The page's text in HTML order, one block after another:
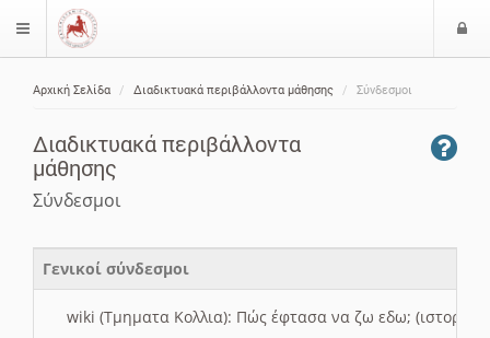
$langMenu
Αρχική Σελίδα Διαδικτυακά περιβάλλοντα μάθησης Σύνδεσμοι
Διαδικτυακά περιβάλλοντα
μάθησης
Σύνδεσμοι
Γενικοί σύνδεσμοι
wiki (Τμηματα Κολλια): Πώς έφτασα να ζω εδω; (ιστορια)